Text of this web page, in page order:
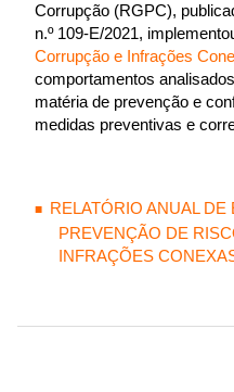
Corrupção (RGPC),
n.º 109-E/2021,
Corrupção e Infrações
comportamentos
matéria de prevenção e
medidas preventivas e
RELATÓRIO ANUAL
PREVENÇÃO DE
INFRAÇÕES